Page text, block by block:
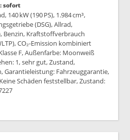
sofort
140 kW (190 PS), 1.984 cm³,
(DSG), Allrad,
Benzin, Kraftstoffverbrauch
CO₂-Emission kombiniert
F, Außenfarbe: Moonweiß
1, sehr gut, Zustand,
Garantieleistung: Fahrzeuggarantie,
Schäden feststellbar, Zustand:
drucken